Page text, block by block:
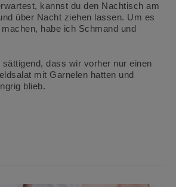
kannst du den Nachtisch am
über Nacht ziehen lassen. Um es
machen, habe ich Schmand und
dass wir vorher nur einen
mit Garnelen hatten und
blieb.